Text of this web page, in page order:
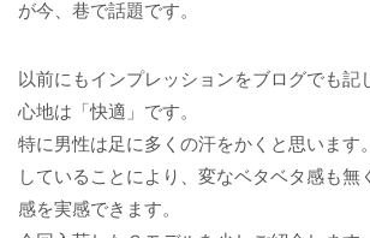
が今、巷で話題です。
以前にもインプレッションをブログでも記
心地は「快適」です。
特に男性は足に多くの汗をかくと思います
していることにより、変なベタベタ感も無
感を実感できます。